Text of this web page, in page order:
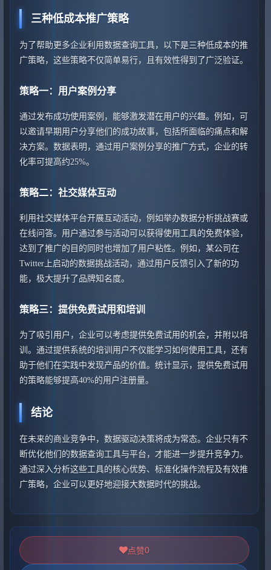
三种低成本推广策略
为了帮助更多企业利用数据查询工具，以下是三种低成本的推
广策略，这些策略不仅简单易行，且有效性得到了广泛验证。
策略一：用户案例分享
通过发布成功使用案例，能够激发潜在用户的兴趣。例如，可
以邀请早期用户分享他们的成功故事，包括所面临的痛点和解
决方案。数据表明，通过用户案例分享的推广方式，企业的转
化率可提高约25%。
策略二：社交媒体互动
利用社交媒体平台开展互动活动，例如举办数据分析挑战赛或
在线问答。用户通过参与活动可以获得使用工具的免费体验，
达到了推广的目的同时也增加了用户粘性。例如，某公司在
Twitter上启动的数据挑战活动，通过用户反馈引入了新的功
能，极大提升了品牌知名度。
策略三：提供免费试用和培训
为了吸引用户，企业可以考虑提供免费试用的机会，并附以培
训。通过提供系统的培训用户不仅能学习如何使用工具，还有
助于他们在实践中发现产品的价值。统计显示，提供免费试用
的策略能够提高40%的用户注册量。
结论
在未来的商业竞争中，数据驱动决策将成为常态。企业只有不
断优化他们的数据查询工具与平台，才能进一步提升竞争力。
通过深入分析这些工具的核心优势、标准化操作流程及有效推
广策略，企业可以更好地迎接大数据时代的挑战。
点赞0